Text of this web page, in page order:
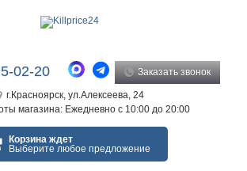
02-20 Заказать звонок
г.Красноярск, ул.Алексеева, 24
магазина: Ежедневно с 10:00 до 20:00
Корзина ждет
Выберите любое предложение